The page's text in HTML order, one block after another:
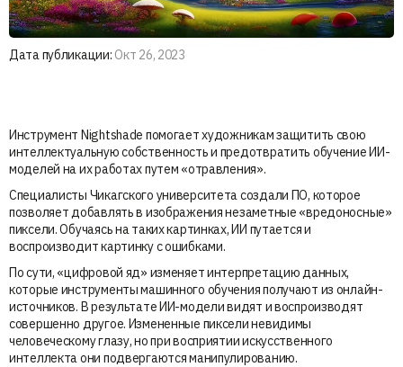
Дата публикации: Окт 26, 2023
Инструмент Nightshade помогает художникам защитить свою
интеллектуальную собственность и предотвратить обучение ИИ-
моделей на их работах путем «отравления».
Специалисты Чикагского университета создали ПО, которое
позволяет добавлять в изображения незаметные «вредоносные»
пиксели. Обучаясь на таких картинках, ИИ путается и
воспроизводит картинку с ошибками.
По сути, «цифровой яд» изменяет интерпретацию данных,
которые инструменты машинного обучения получают из онлайн-
источников. В результате ИИ-модели видят и воспроизводят
совершенно другое. Измененные пиксели невидимы
человеческому глазу, но при восприятии искусственного
интеллекта они подвергаются манипулированию.